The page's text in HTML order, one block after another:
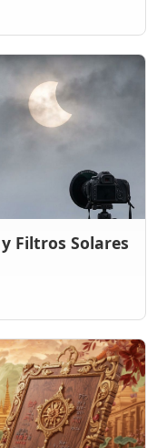
Filtros Solares